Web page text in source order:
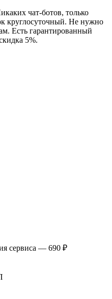
чат-ботов, только
круглосуточный. Не нужно
Есть гарантированный
5%.
сервиса — 690 ₽